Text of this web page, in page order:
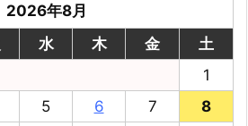
2026年8月
水 木 金
土
1
5 6 7
8